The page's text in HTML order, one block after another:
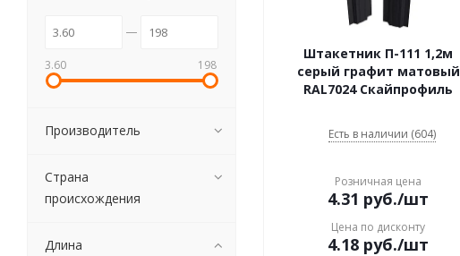
Штакетник П-111 1,2м
серый графит матовый
RAL7024 Скайпрофиль
Есть в наличии (604)
Розничная цена
4.31 руб./шт
Цена по дисконту
4.18 руб./шт
3.60 198
Производитель
Страна
происхождения
Длина